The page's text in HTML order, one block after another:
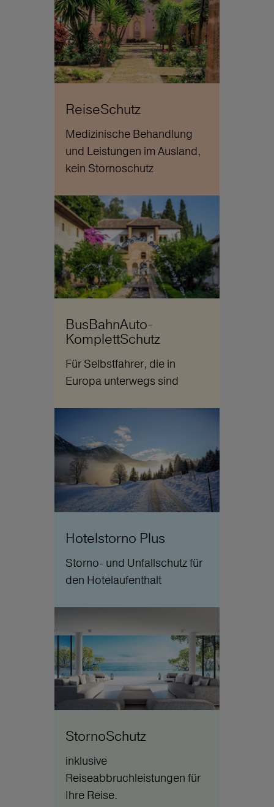
ReiseSchutz
Medizinische Behandlung
und Leistungen im Ausland,
kein Stornoschutz
BusBahnAuto-
KomplettSchutz
Für Selbstfahrer, die in
Europa unterwegs sind
Hotelstorno Plus
Storno- und Unfallschutz für
den Hotelaufenthalt
StornoSchutz
inklusive
Reiseabbruchleistungen für
Ihre Reise.